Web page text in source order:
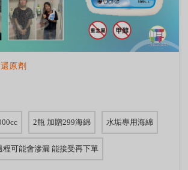
原劑
2瓶 加贈299海綿 水垢專用海綿
程可能會滲漏 能接受再下單